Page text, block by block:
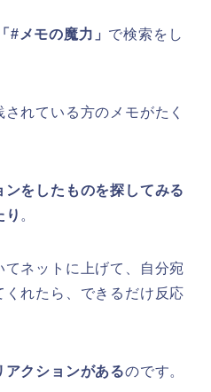
「#メモの魔力」 で検索をし
れている方のメモがたく
をしたものを探してみる
り 。
ネットに上げて、自分宛
れたら、できるだけ反応
クションがあるのです。